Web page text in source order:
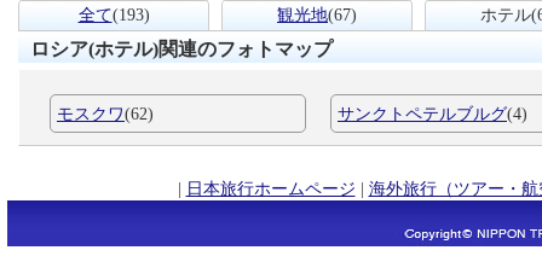
全て(193) 観光地(67) ホテル
ロシア(ホテル)関連のフォトマップ
モスクワ(62) サンクトペテルブルグ(4)
| 日本旅行ホームページ | 海外旅行（ツアー・航